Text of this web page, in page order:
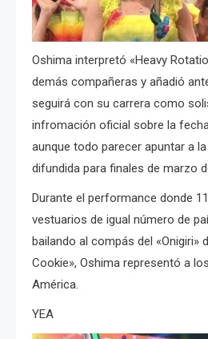
Oshima interpretó «Heavy
demás compañeras y añadió
seguirá con su carrera como
infromación oficial sobre la
aunque todo parecer apuntar a
difundida para finales de marzo
Durante el performance donde
vestuarios de igual número de
bailando al compás del «Onigiri»
Cookie», Oshima representó a
América.
YEA